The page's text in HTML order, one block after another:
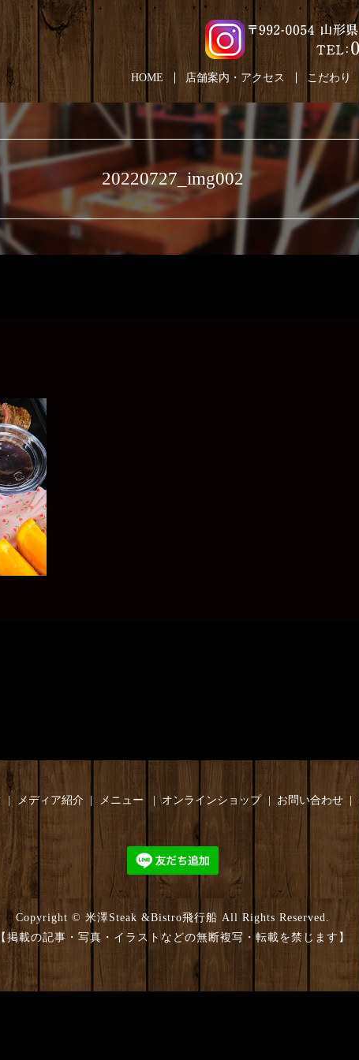
HOME 店舗案内・アクセス こだわり
20220727_img002
メディア紹介 メニュー オンラインショップ お問い合わせ
Copyright © 米澤Steak &Bistro飛行船 All Rights Reserved.
【掲載の記事・写真・イラストなどの無断複写・転載を禁じます】